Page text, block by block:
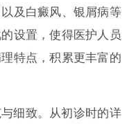
及白癜风、银屑病等
设置，使得医护人员
特点，积累更丰富的
细致。从初诊时的详